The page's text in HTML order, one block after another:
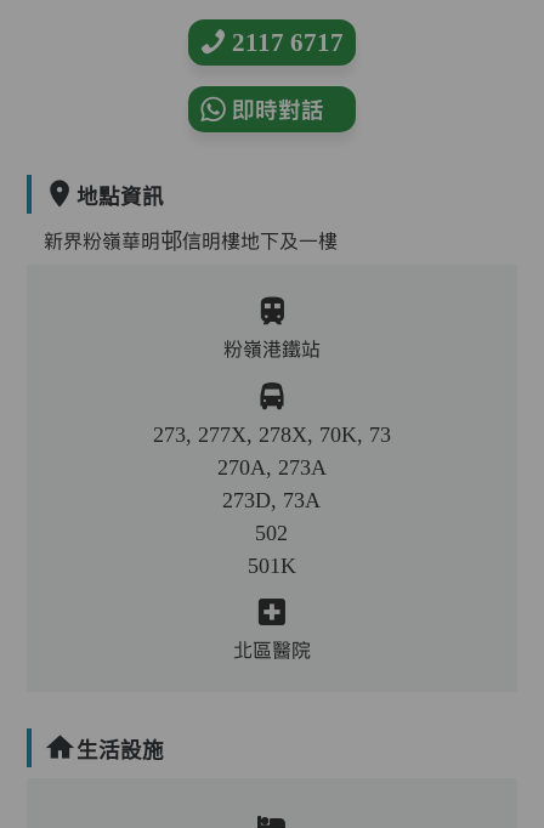
2117 6717
即時對話
地點資訊
新界粉嶺華明邨信明樓地下及一樓
粉嶺港鐵站
273, 277X, 278X, 70K, 73
270A, 273A
273D, 73A
502
501K
北區醫院
生活設施